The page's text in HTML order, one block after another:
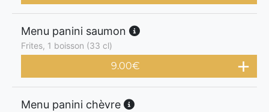
Menu panini saumon
Frites, 1 boisson (33 cl)
9.00€
Menu panini chèvre